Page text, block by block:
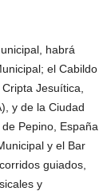
habrá
el Cabildo
Jesuítica,
y de la Ciudad
Pepino, España
y el Bar
guiados,
y